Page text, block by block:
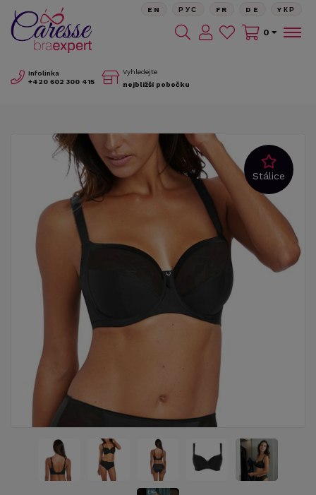
Infolinka
+420 602 300 415
Vyhledejte
nejbližší pobočku
EN РУС FR DE YКР
0
Stálice